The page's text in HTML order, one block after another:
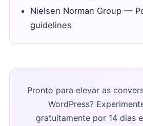
Nielsen Norman Group —
guidelines
Pronto para elevar as
WordPress?
gratuitamente por 14 dias